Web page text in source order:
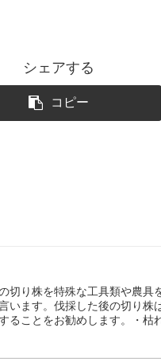
シェアする
コピー
切り株を特殊な工具類や農具
います。伐採した後の切り株
ることをお勧めします。・枯